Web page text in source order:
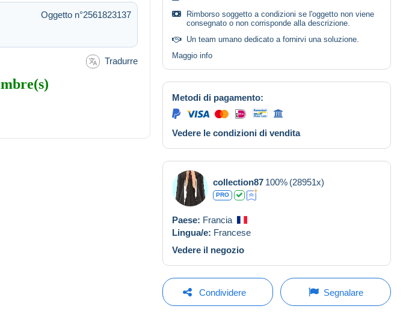
Oggetto n°2561823137
Tradurre
Rimborso soggetto a condizioni se l'oggetto non viene
consegnato o non corrisponde alla descrizione.
Un team umano dedicato a fornirvi una soluzione.
Maggio info
Metodi di pagamento:
Vedere le condizioni di vendita
collection87 100% (28951x)
PRO
Paese: Francia
Lingua/e: Francese
Vedere il negozio
Condividere Segnalare